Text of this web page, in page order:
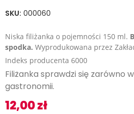
SKU: 000060
Niska filiżanka o pojemności 150 ml.
spodka. Wyprodukowana przez
Indeks producenta 6000
Filiżanka sprawdzi się zarówno
gastronomii.
12,00zł